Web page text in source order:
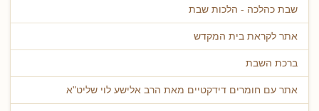
שבת כהלכה - הלכות שבת
אתר לקראת בית המקדש
ברכת השבת
אתר עם חומרים דידקטיים מאת הרב אלישע לוי שליט"א